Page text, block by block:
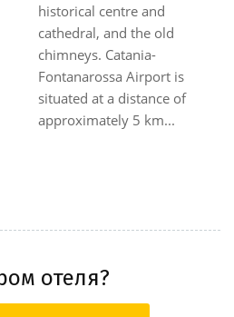
historical centre and
cathedral, and the old
chimneys. Catania-
Fontanarossa Airport is
situated at a distance of
approximately 5 km...
отеля?